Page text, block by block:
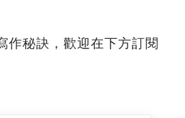
作秘訣，歡迎在下方訂閱